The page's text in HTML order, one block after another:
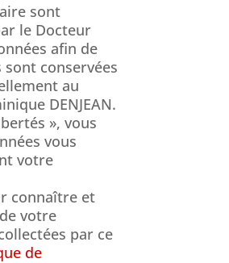
sont
le Docteur
afin de
conservées
au
DENJEAN.
», vous
vous
votre
connaître et
votre
par ce
de